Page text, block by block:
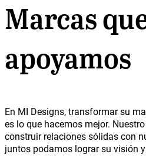
Marcas
apoyamos
En MI Designs, transformar su
es lo que hacemos mejor.
construir relaciones sólidas con
juntos podamos lograr su visión